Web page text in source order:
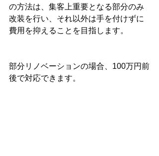
の方法は、集客上重要となる部分のみ
改装を行い、それ以外は手を付けずに
費用を抑えることを目指します。
部分リノベーションの場合、100万円前
後で対応できます。